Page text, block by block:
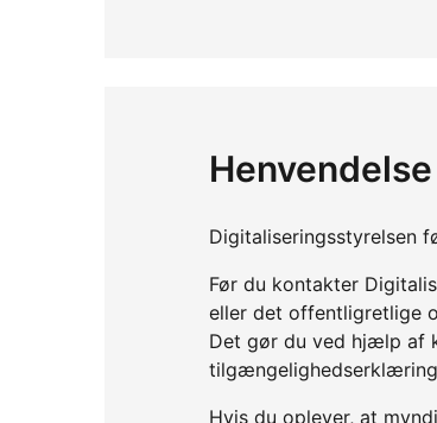
Digitaliseringsstyrelsen
Før du kontakter
eller det offentligretlige
Det gør du ved hjælp af
Hvis du oplever, at